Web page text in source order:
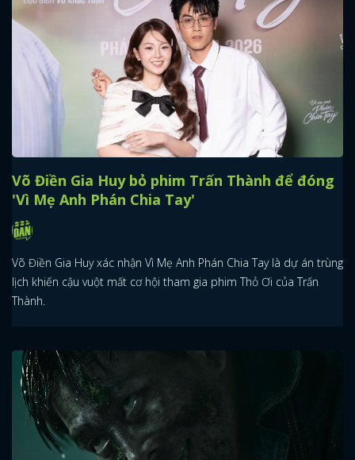
Võ Điền Gia Huy bỏ phim Trấn Thành để đóng
'Vì Mẹ Anh Phán Chia Tay'
Võ Điền Gia Huy xác nhận Vì Mẹ Anh Phán Chia Tay là dự án trùng
lịch khiến cậu vuột mất cơ hội tham gia phim Thỏ Ơi của Trấn
Thành.